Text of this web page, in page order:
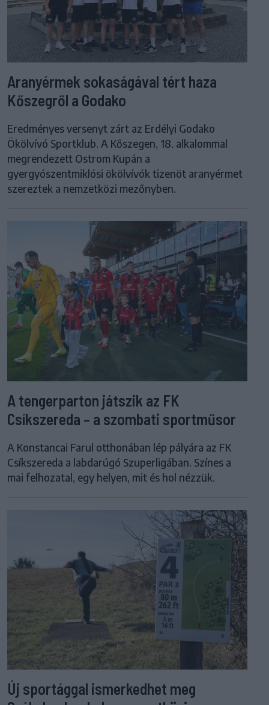
Aranyérmek sokaságával tért haza
Kőszegről a Godako
Eredményes versenyt zárt az Erdélyi Godako
Ökölvívó Sportklub. A Kőszegen, 18. alkalommal
megrendezett Ostrom Kupán a
gyergyószentmiklósi ökölvívók tizenöt aranyérmet
szereztek a nemzetközi mezőnyben.
A tengerparton játszik az FK
Csíkszereda – a szombati sportműsor
A Konstancai Farul otthonában lép pályára az FK
Csíkszereda a labdarúgó Szuperligában. Színes a
mai felhozatal, egy helyen, mit és hol nézzük.
Új sportággal ismerkedhet meg